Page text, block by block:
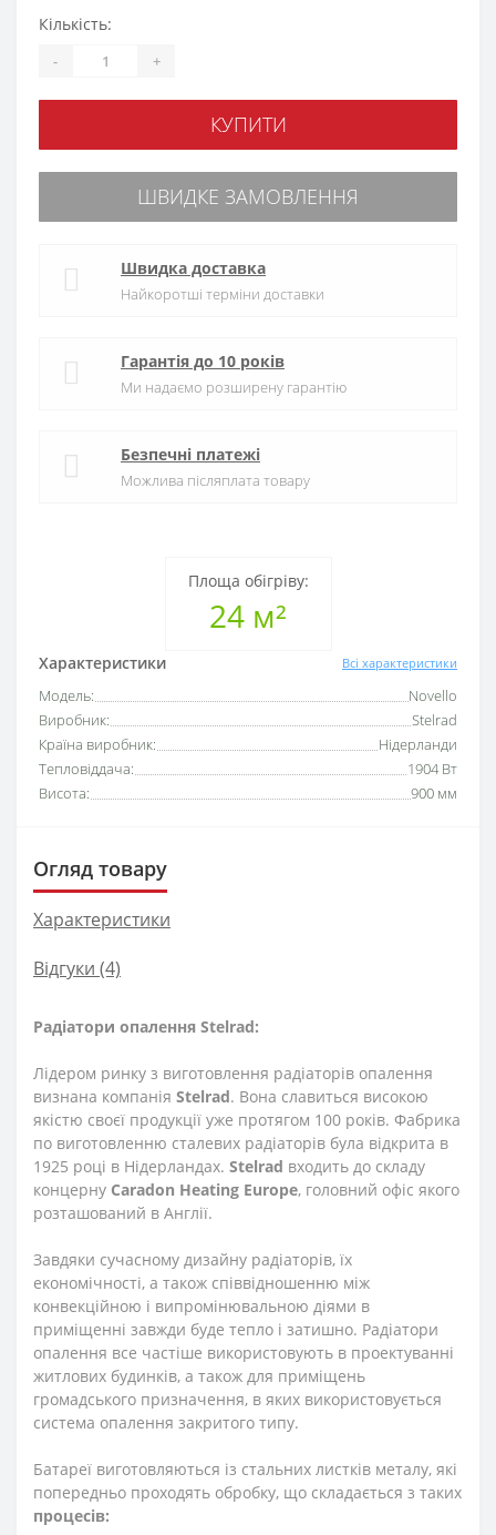
Площа обігріву:
24 м²
Характеристики Всі характеристики
Модель:
Novello
Виробник:
Stelrad
Країна виробник:
Нідерланди
Тепловіддача:
1904 Вт
Висота:
900 мм
Кількість:
- +
КУПИТИ
ШВИДКЕ ЗАМОВЛЕННЯ
Швидка доставка
Найкоротші терміни доставки
Гарантія до 10 років
Ми надаємо розширену гарантію
Безпечні платежі
Можлива післяплата товару
Огляд товару
Характеристики
Відгуки (4)
Радіатори опалення Stelrad:
Лідером ринку з виготовлення радіаторів опалення
визнана компанія Stelrad. Вона славиться високою
якістю своєї продукції уже протягом 100 років. Фабрика
по виготовленню сталевих радіаторів була відкрита в
1925 році в Нідерландах. Stelrad входить до складу
концерну Caradon Heating Europe, головний офіс якого
розташований в Англії.
Завдяки сучасному дизайну радіаторів, їх
економічності, а також співвідношенню між
конвекційною і випромінювальною діями в
приміщенні завжди буде тепло і затишно. Радіатори
опалення все частіше використовують в проектуванні
житлових будинків, а також для приміщень
громадського призначення, в яких використовується
система опалення закритого типу.
Батареї виготовляються із стальних листків металу, які
попередньо проходять обробку, що складається з таких
процесів: